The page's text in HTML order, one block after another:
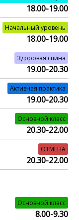
18.00-19.00
Начальный уровень
18.00-19.00
Здоровая спина
19.00-20.30
Активная практика
19.00-20.30
Основной класс
20.30-22.00
ОТМЕНА
20.30-22.00
Основной класс
8.00-9.30